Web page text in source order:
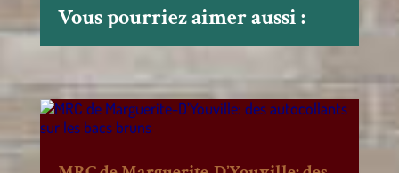
Vous pourriez aimer aussi :